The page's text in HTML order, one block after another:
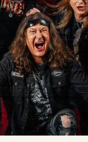
Vítr a mrak
Miloš Dodo Doležal
Lady Starlight
SCORPIONS